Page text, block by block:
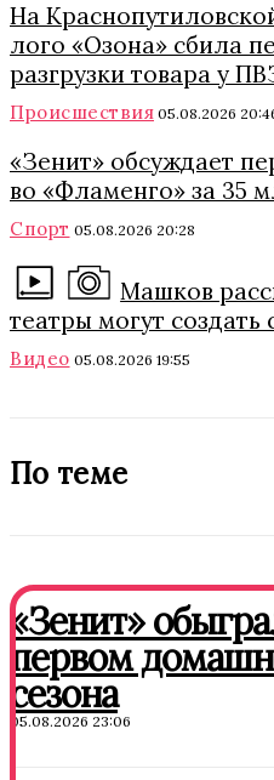
На
лого «Озона» сбила
разгрузки товара у
Происшествия 05.08.2026
«Зенит» обсуждает
во «Фламенго» за 35
Спорт 05.08.2026 20:28
Машков
театры могут
Видео 05.08.2026 19:55
По теме
«Зенит»
первом
сезона
05.08.2026 23:06